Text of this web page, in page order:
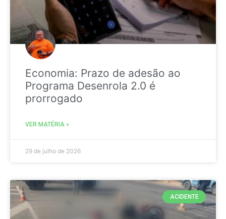
Economia: Prazo de adesão ao
Programa Desenrola 2.0 é
prorrogado
VER MATÉRIA »
29 de julho de 2026
ACIDENTE